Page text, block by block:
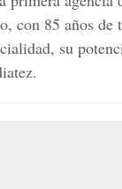
con 85 años de
su